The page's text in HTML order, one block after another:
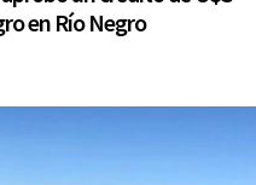
en Río Negro